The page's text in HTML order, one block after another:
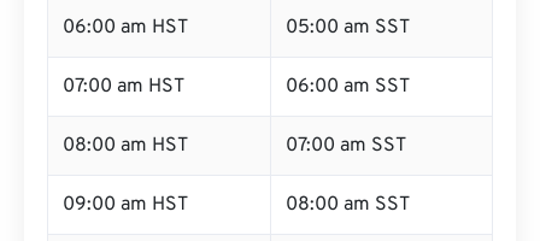
06:00 am HST 05:00 am SST
07:00 am HST 06:00 am SST
08:00 am HST 07:00 am SST
09:00 am HST 08:00 am SST